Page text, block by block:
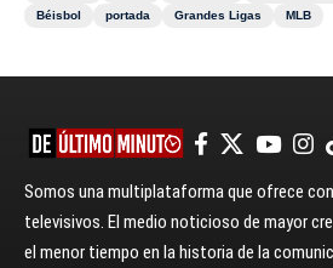
Béisbol
portada Grandes Ligas MLB
Somos una multiplataforma que ofrece
televisivos. El medio noticioso de mayor
el menor tiempo en la historia de la